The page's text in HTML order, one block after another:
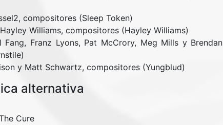
compositores (Sleep Token)
Williams, compositores (Hayley Williams)
Fang, Franz Lyons, Pat McCrory, Meg Mills y Brendan
y Matt Schwartz, compositores (Yungblud)
alternativa
Cure